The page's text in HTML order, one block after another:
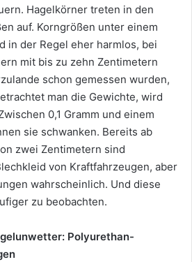
Hagelkörner treten in den
auf. Korngrößen unter einem
in der Regel eher harmlos, bei
mit bis zu zehn Zentimetern
schon gemessen wurden,
man die Gewichte, wird
0,1 Gramm und einem
sie schwanken. Bereits ab
zwei Zentimetern sind
von Kraftfahrzeugen, aber
wahrscheinlich. Und diese
zu beobachten.
Polyurethan-